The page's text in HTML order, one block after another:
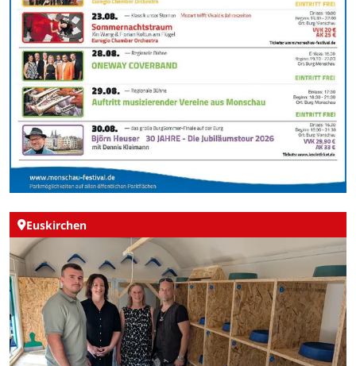
Euskirchen